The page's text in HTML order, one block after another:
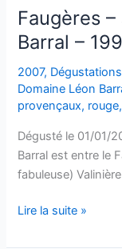
–
Domaine
léon
Barral
–
1997
Faugères
Barral –
2007, Dégustations
Domaine Léon
provençaux, rouge
Dégusté le 01/01/
Barral est entre le
fabuleuse)
Faugères
Lire la suite »